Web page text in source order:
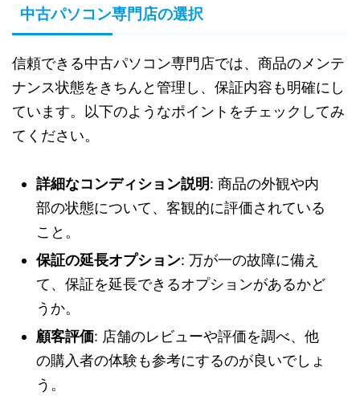
中古パソコン専門店の選択
信頼できる中古パソコン専門店では、商品のメンテ
ナンス状態をきちんと管理し、保証内容も明確にし
ています。以下のようなポイントをチェックしてみ
てください。
詳細なコンディション説明: 商品の外観や内
部の状態について、客観的に評価されている
こと。
保証の延長オプション: 万が一の故障に備え
て、保証を延長できるオプションがあるかど
うか。
顧客評価: 店舗のレビューや評価を調べ、他
の購入者の体験も参考にするのが良いでしょ
う。